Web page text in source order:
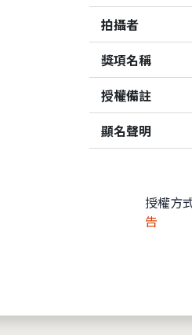
拍攝者
獎項名稱
授權備註
顯名聲明
授權方
告